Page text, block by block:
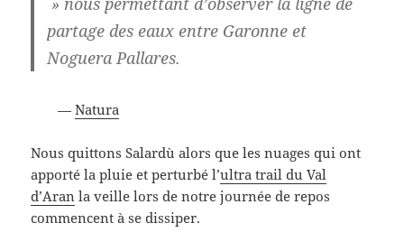
partage des eaux entre Garonne et
Noguera Pallares.
—Natura
Nous quittons Salardù alors que les nuages qui ont
apporté la pluie et perturbé l’ultra trail du Val
d’Aran la veille lors de notre journée de repos
commencent à se dissiper.